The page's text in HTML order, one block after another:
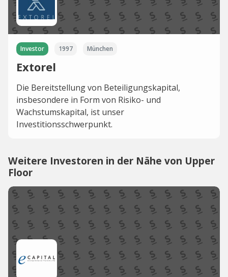
Investor 1997 München
Extorel
Die Bereitstellung von Beteiligungskapital,
insbesondere in Form von Risiko- und
Wachstumskapital, ist unser
Investitionsschwerpunkt.
Weitere Investoren in der Nähe von Upper
Floor